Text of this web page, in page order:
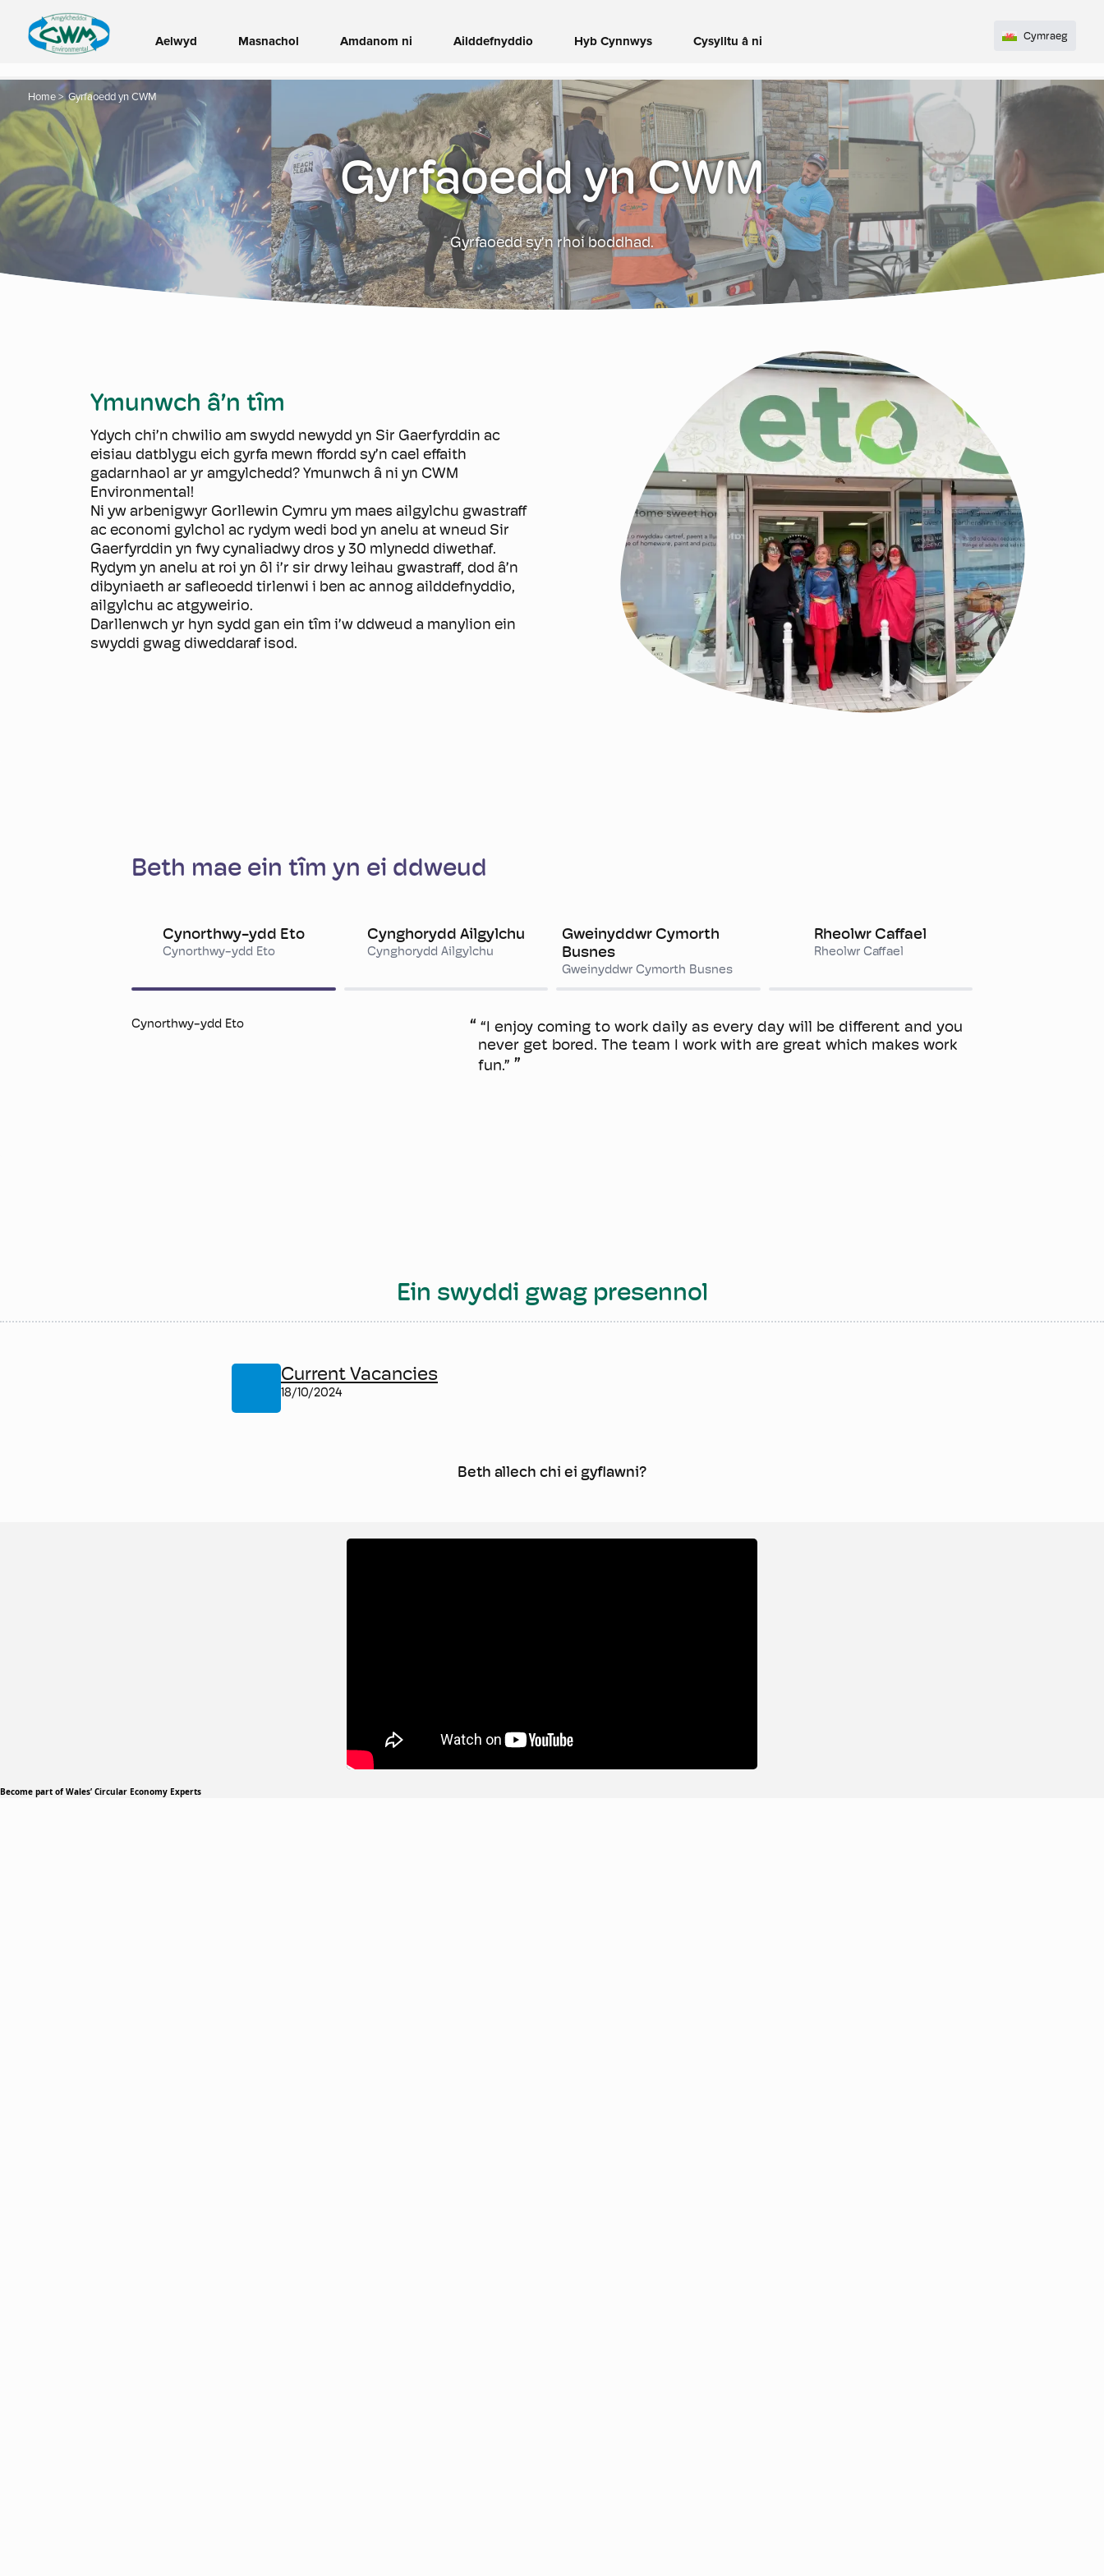
Aelwyd Masnachol Amdanom ni Ailddefnyddio Hyb Cynnwys Cysylltu â ni Cymraeg
Home > Gyrfaoedd yn CWM
Gyrfaoedd yn CWM
Gyrfaoedd sy’n rhoi boddhad.
Ymunwch â’n tîm
Ydych chi’n chwilio am swydd newydd yn Sir Gaerfyrddin ac
eisiau datblygu eich gyrfa mewn ffordd sy’n cael effaith
gadarnhaol ar yr amgylchedd? Ymunwch â ni yn CWM
Environmental!
Ni yw arbenigwyr Gorllewin Cymru ym maes ailgylchu gwastraff
ac economi gylchol ac rydym wedi bod yn anelu at wneud Sir
Gaerfyrddin yn fwy cynaliadwy dros y 30 mlynedd diwethaf.
Rydym yn anelu at roi yn ôl i’r sir drwy leihau gwastraff, dod â’n
dibyniaeth ar safleoedd tirlenwi i ben ac annog ailddefnyddio,
ailgylchu ac atgyweirio.
Darllenwch yr hyn sydd gan ein tîm i’w ddweud a manylion ein
swyddi gwag diweddaraf isod.
Beth mae ein tîm yn ei ddweud
Cynorthwy-ydd Eto
Cynorthwy-ydd Eto
Cynghorydd Ailgylchu
Cynghorydd Ailgylchu
Gweinyddwr Cymorth
Busnes
Gweinyddwr Cymorth Busnes
Rheolwr Caffael
Rheolwr Caffael
Cynorthwy-ydd Eto
“I enjoy coming to work daily as every day will be different and you
never get bored. The team I work with are great which makes work
fun.”
Ein swyddi gwag presennol
Current Vacancies
18/10/2024
Beth allech chi ei gyflawni?
Become part of Wales’ Circular Economy Experts